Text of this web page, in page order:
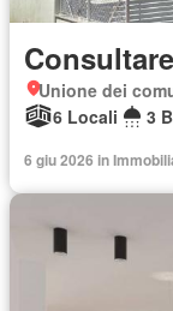
Unione dei
6 Locali
3
6 giu 2026 in